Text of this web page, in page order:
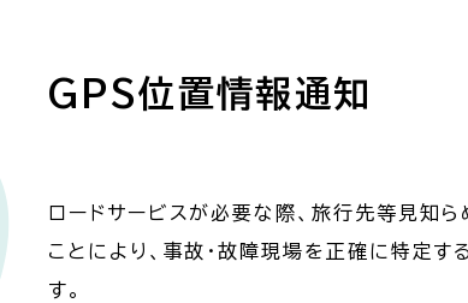
GPS位置情報通知
ロードサービスが必要な際、旅行先等見知
ことにより、事故・故障現場を正確に特定
す。